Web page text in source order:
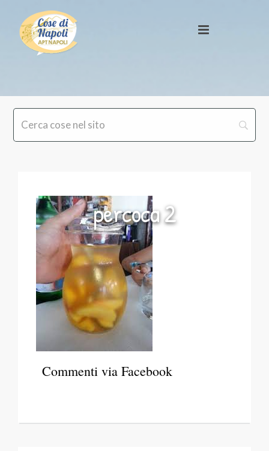
percoca 2
Commenti via Facebook